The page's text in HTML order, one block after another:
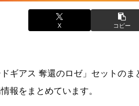
X コピー
ギアス 奪還のロゼ」セットの
報をまとめています。